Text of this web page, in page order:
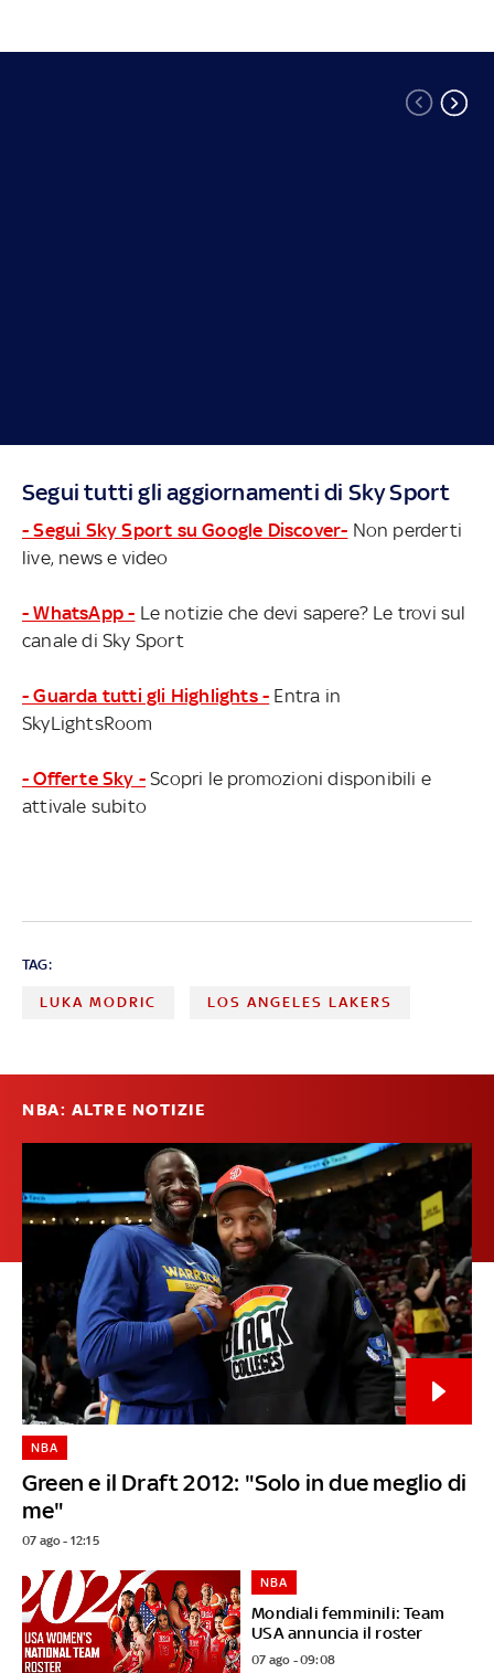
Segui tutti gli aggiornamenti di Sky Sport
- Segui Sky Sport su Google Discover- Non perderti
live, news e video
- WhatsApp - Le notizie che devi sapere? Le trovi sul
canale di Sky Sport
- Guarda tutti gli Highlights - Entra in
SkyLightsRoom
- Offerte Sky - Scopri le promozioni disponibili e
attivale subito
TAG:
LUKA MODRIC LOS ANGELES LAKERS
NBA: ALTRE NOTIZIE
Green e il Draft 2012: "Solo in due meglio di
me"
NBA
07 ago - 12:15
Mondiali femminili: Team
USA annuncia il roster
NBA
07 ago - 09:08